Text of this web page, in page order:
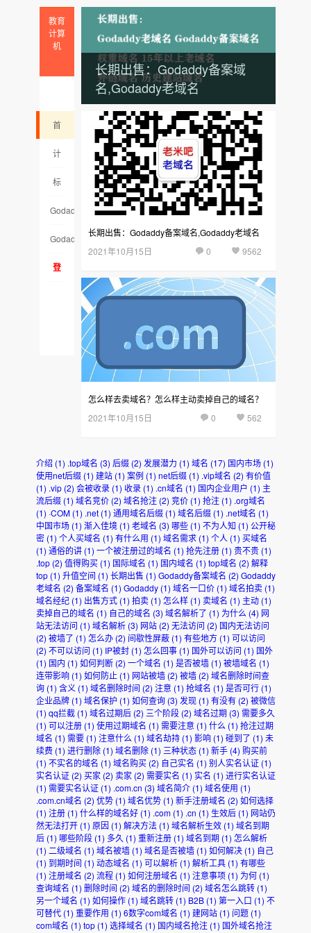
教育
计算
机
首
页
计
算
机
标
签
云
集
Godaddy
老
域
Godaddy
备
登
长期出售：Godaddy备案域
名,Godaddy老域名
长期出售：Godaddy备案域名,Godaddy老域名
2021年10月15日
9562
0
怎么样去卖域名？怎么样主动卖掉自己的域名？
2021年10月15日
562
0
介绍 (1) .top域名 (3) 后缀(2) 发展潜力 (1) 域名 (17) 国内市场(1)
使用net后缀(1) 建站(1) 案例 (1) net后缀(1) .vip域名 (2) 有价值
(1) .vip(2) 会被收录(1) 收录(1) .cn域名 (1) 国内企业用户 (1) 主
流后缀(1) 域名竞价(2) 域名抢注(2) 竞价(1) 抢注(1) .org域名
(1) ·COM(1) .net(1) 通用域名后缀(1) 域名后缀(1) .net域名 (1)
中国市场(1) 渐入佳境 (1) 老域名 (3) 哪些(1) 不为人知 (1) 公开秘
密(1) 个人买域名 (1) 有什么用 (1) 域名需求(1) 个人 (1) 买域名
(1) 通俗的讲(1) 一个被注册过的域名 (1) 抢先注册(1) 贵不贵(1)
.top(2) 值得购买(1) 国际域名 (1) 国内域名 (1) top域名 (2) 解释
top(1) 升值空间 (1) 长期出售 (1) Godaddy备案域名 (2) Godaddy
老域名 (2) 备案域名 (1) Godaddy(1) 域名一口价(1) 域名拍卖(1)
域名经纪(1) 出售方式(1) 拍卖(1) 怎么样(1) 卖域名 (1) 主动(1)
卖掉自己的域名 (1) 自己的域名 (3) 域名解析了 (1) 为什么 (4) 网
站无法访问 (1) 域名解析(3) 网站(2) 无法访问 (2) 国内无法访问
(2) 被墙了 (1) 怎么办(2) 间歇性屏蔽(1) 有些地方(1) 可以访问
(2) 不可以访问 (1) IP被封(1) 怎么回事(1) 国外可以访问 (1) 国外
(1) 国内 (1) 如何判断(2) 一个域名 (1) 是否被墙(1) 被墙域名 (1)
连带影响(1) 如何防止 (1) 网站被墙(2) 被墙(2) 域名删除时间查
询(1) 含义 (1) 域名删除时间 (2) 注意(1) 抢域名 (1) 是否可行(1)
企业品牌(1) 域名保护 (1) 如何查询(3) 发现(1) 有没有(2) 被微信
(1) qq拦截(1) 域名过期后(2) 三个阶段(2) 域名过期(3) 需要多久
(1) 可以注册(1) 使用过期域名 (1) 需要注意(1) 什么 (1) 抢注过期
域名 (1) 需要(1) 注意什么 (1) 域名劫持(1) 影响(1) 碰到了 (1) 未
续费(1) 进行删除(1) 域名删除(1) 三种状态(1) 新手(4) 购买前
(1) 不实名的域名 (1) 域名购买(2) 自己实名 (1) 别人实名认证(1)
实名认证(2) 买家 (2) 卖家 (2) 需要实名 (1) 实名 (1) 进行实名认证
(1) 需要实名认证(1) .com.cn (3) 域名简介(1) 域名使用 (1)
.com.cn域名 (2) 优势(1) 域名优势(1) 新手注册域名 (2) 如何选择
(1) 注册(1) 什么样的域名好(1) .com(1) .cn (1) 生效后(1) 网站仍
然无法打开(1) 原因 (1) 解决方法(1) 域名解析生效(1) 域名到期
后(1) 哪些阶段(1) 多久 (1) 重新注册(1) 域名到期(1) 怎么解析
(1) 二级域名 (1) 域名被墙(1) 域名是否被墙(1) 如何解决(1) 自己
(1) 到期时间 (1) 动态域名 (1) 可以解析(1) 解析工具(1) 有哪些
(1) 注册域名 (2) 流程(1) 如何注册域名 (1) 注意事项(1) 为何(1)
查询域名 (1) 删除时间 (2) 域名的删除时间 (2) 域名怎么跳转(1)
另一个域名 (1) 如何操作(1) 域名跳转(1) B2B(1) 第一入口 (1) 不
可替代(1) 重要作用 (1) 6数字com域名 (1) 建网站(1) 问题(1)
com域名 (1) top(1) 选择域名 (1) 国内域名抢注(1) 国外域名抢注